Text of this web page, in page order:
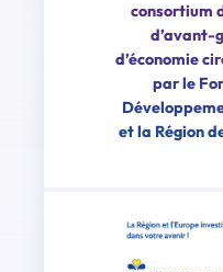
consortium
d’avant-
d’économie
par le
et la Région